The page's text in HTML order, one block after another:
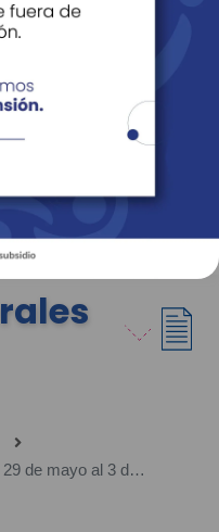
Servicios En Línea
Políticas quincenazo ahorrador del 29 de mayo al 3 de junio